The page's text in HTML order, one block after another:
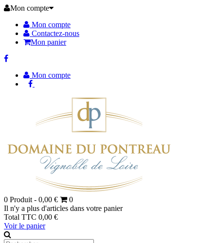
Mon compte
Mon compte
Contactez-nous
Mon panier
Mon compte
0 Produit - 0,00 €
0
Il n'y a plus d'articles dans votre panier
Total TTC 0,00 €
Voir le panier